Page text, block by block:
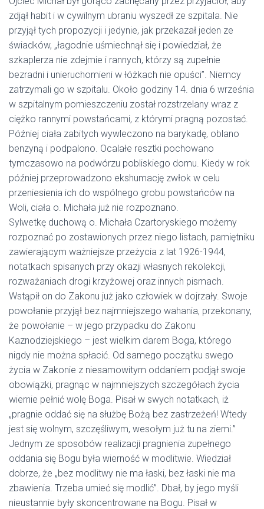
zdjął habit i w cywilnym ubraniu wyszedł ze szpitala. Nie
przyjął tych propozycji i jedynie, jak przekazał jeden ze
świadków, „łagodnie uśmiechnął się i powiedział, że
szkaplerza nie zdejmie i rannych, którzy są zupełnie
bezradni i unieruchomieni w łóżkach nie opuści”. Niemcy
zatrzymali go w szpitalu. Około godziny 14. dnia 6 września
w szpitalnym pomieszczeniu został rozstrzelany wraz z
ciężko rannymi powstańcami, z którymi pragną pozostać.
Później ciała zabitych wywleczono na barykadę, oblano
benzyną i podpalono. Ocalałe resztki pochowano
tymczasowo na podwórzu pobliskiego domu. Kiedy w rok
później przeprowadzono ekshumację zwłok w celu
przeniesienia ich do wspólnego grobu powstańców na
Woli, ciała o. Michała już nie rozpoznano.
Sylwetkę duchową o. Michała Czartoryskiego możemy
rozpoznać po zostawionych przez niego listach, pamiętniku
zawierającym ważniejsze przeżycia z lat 1926-1944,
notatkach spisanych przy okazji własnych rekolekcji,
rozważaniach drogi krzyżowej oraz innych pismach.
Wstąpił on do Zakonu już jako człowiek w dojrzały. Swoje
powołanie przyjął bez najmniejszego wahania, przekonany,
że powołanie – w jego przypadku do Zakonu
Kaznodziejskiego – jest wielkim darem Boga, którego
nigdy nie można spłacić. Od samego początku swego
życia w Zakonie z niesamowitym oddaniem podjął swoje
obowiązki, pragnąc w najmniejszych szczegółach życia
wiernie pełnić wolę Boga. Pisał w swych notatkach, iż
„pragnie oddać się na służbę Bożą bez zastrzeżeń! Wtedy
jest się wolnym, szczęśliwym, wesołym już tu na ziemi.”
Jednym ze sposobów realizacji pragnienia zupełnego
oddania się Bogu była wierność w modlitwie. Wiedział
dobrze, że „bez modlitwy nie ma łaski, bez łaski nie ma
zbawienia. Trzeba umieć się modlić”. Dbał, by jego myśli
nieustannie były skoncentrowane na Bogu. Pisał w